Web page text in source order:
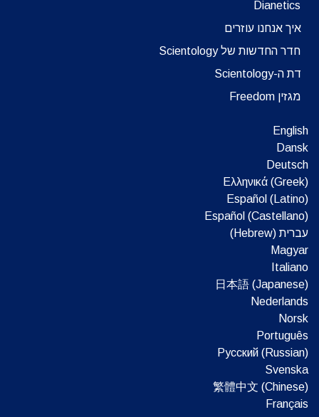
Dianetics
איך אנחנו עוזרים
חדר החדשות של Scientology
דת ה-Scientology
מגזין Freedom
English
Dansk
Deutsch
Ελληνικά (Greek)
Español (Latino)
Español (Castellano)
עברית (Hebrew)‏
Magyar
Italiano
日本語 (Japanese)
Nederlands
Norsk
Português
Русский (Russian)
Svenska
繁體中文 (Chinese)
Français